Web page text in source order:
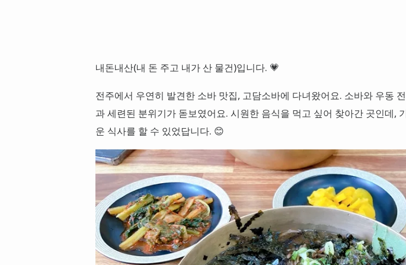
내돈내산(내 돈 주고 내가 산 물건)입니다. 💗
전주에서 우연히 발견한 소바 맛집, 고담소바에 다녀왔어요. 소바와 우동
과 세련된 분위기가 돋보였어요. 시원한 음식을 먹고 싶어 찾아간 곳인데,
운 식사를 할 수 있었답니다. 😊